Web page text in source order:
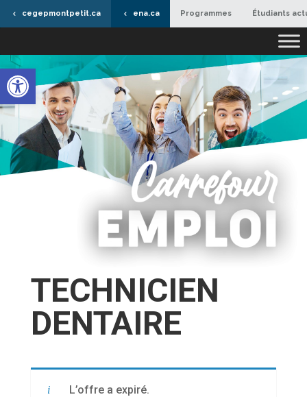
Ouvrir la barre d’outils
cegepmontpetit.ca ena.ca Programmes Étudiants
TECHNICIEN
DENTAIRE
L’offre a expiré.